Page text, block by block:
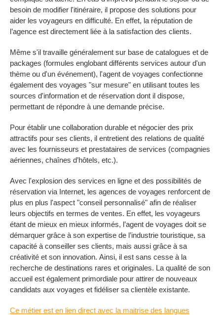
besoin de modifier l'itinéraire, il propose des solutions pour
aider les voyageurs en difficulté. En effet, la réputation de
l’agence est directement liée à la satisfaction des clients.
Même s'il travaille généralement sur base de catalogues et de
packages (formules englobant différents services autour d'un
thème ou d'un événement), l'agent de voyages confectionne
également des voyages "sur mesure" en utilisant toutes les
sources d'information et de réservation dont il dispose,
permettant de répondre à une demande précise.
Pour établir une collaboration durable et négocier des prix
attractifs pour ses clients, il entretient des relations de qualité
avec les fournisseurs et prestataires de services (compagnies
aériennes, chaînes d’hôtels, etc.).
Avec l'explosion des services en ligne et des possibilités de
réservation via Internet, les agences de voyages renforcent de
plus en plus l'aspect "conseil personnalisé" afin de réaliser
leurs objectifs en termes de ventes. En effet, les voyageurs
étant de mieux en mieux informés, l’agent de voyages doit se
démarquer grâce à son expertise de l’industrie touristique, sa
capacité à conseiller ses clients, mais aussi grâce à sa
créativité et son innovation. Ainsi, il est sans cesse à la
recherche de destinations rares et originales. La qualité de son
accueil est également primordiale pour attirer de nouveaux
candidats aux voyages et fidéliser sa clientèle existante.
Ce métier est en lien direct avec la maitrise des langues